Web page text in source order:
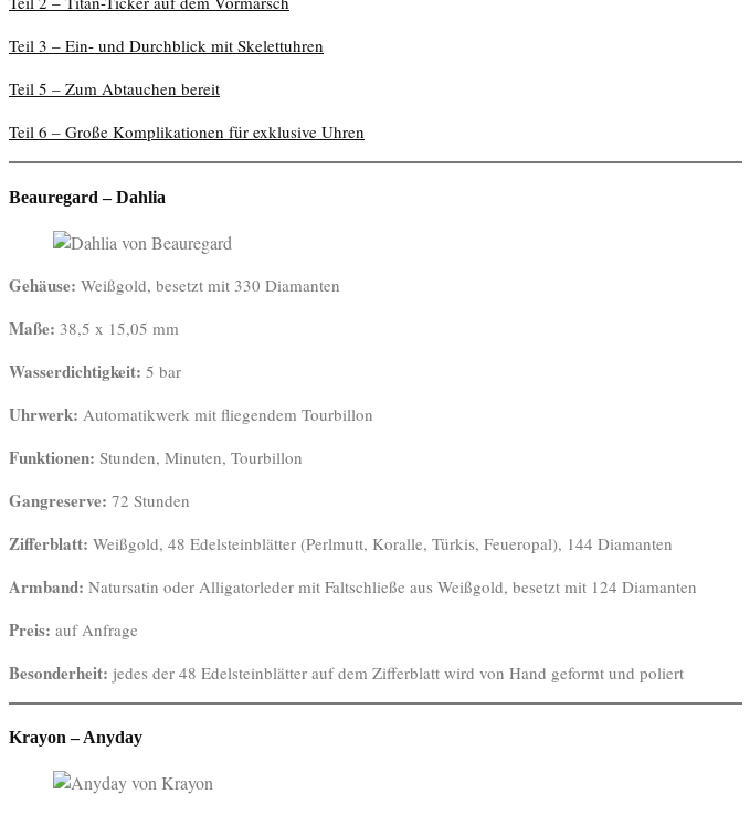
Teil 3 – Ein- und Durchblick mit Skelettuhren
Teil 5 – Zum Abtauchen bereit
Teil 6 – Große Komplikationen für exklusive Uhren
Beauregard – Dahlia
Gehäuse: Weißgold, besetzt mit 330 Diamanten
Maße: 38,5 x 15,05 mm
Wasserdichtigkeit: 5 bar
Uhrwerk: Automatikwerk mit fliegendem Tourbillon
Funktionen: Stunden, Minuten, Tourbillon
Gangreserve: 72 Stunden
Zifferblatt: Weißgold, 48 Edelsteinblätter (Perlmutt, Koralle, Türkis, Feueropal), 144 Diamanten
Armband: Natursatin oder Alligatorleder mit Faltschließe aus Weißgold, besetzt mit 124 Diamanten
Preis: auf Anfrage
Besonderheit: jedes der 48 Edelsteinblätter auf dem Zifferblatt wird von Hand geformt und poliert
Krayon – Anyday